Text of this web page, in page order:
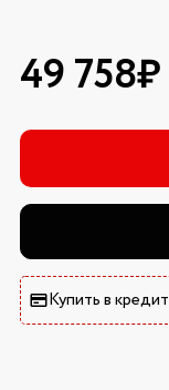
49 758₽
Купить в кредит